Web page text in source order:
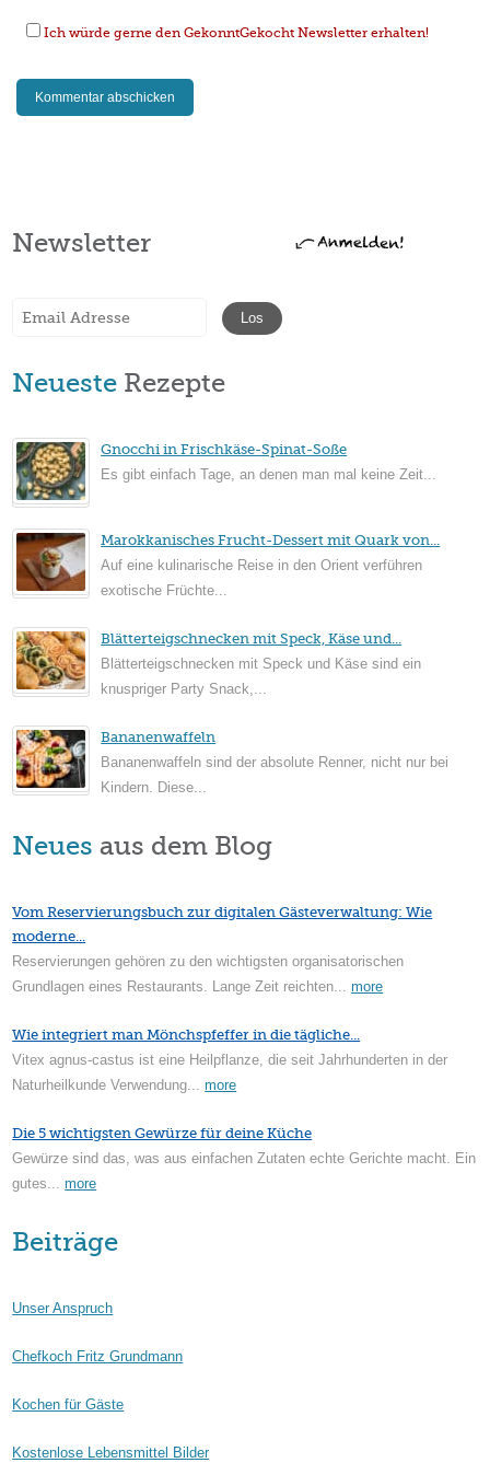
Ich würde gerne den GekonntGekocht Newsletter erhalten!
Newsletter
Neueste Rezepte
Gnocchi in Frischkäse-Spinat-Soße
Es gibt einfach Tage, an denen man mal keine Zeit...
Marokkanisches Frucht-Dessert mit Quark von...
Auf eine kulinarische Reise in den Orient verführen
exotische Früchte...
Blätterteigschnecken mit Speck, Käse und...
Blätterteigschnecken mit Speck und Käse sind ein
knuspriger Party Snack,...
Bananenwaffeln
Bananenwaffeln sind der absolute Renner, nicht nur bei
Kindern. Diese...
Neues aus dem Blog
Vom Reservierungsbuch zur digitalen Gästeverwaltung: Wie
moderne...
Reservierungen gehören zu den wichtigsten organisatorischen
Grundlagen eines Restaurants. Lange Zeit reichten...more
Wie integriert man Mönchspfeffer in die tägliche...
Vitex agnus-castus ist eine Heilpflanze, die seit Jahrhunderten in der
Naturheilkunde Verwendung...more
Die 5 wichtigsten Gewürze für deine Küche
Gewürze sind das, was aus einfachen Zutaten echte Gerichte macht. Ein
gutes...more
Beiträge
Unser Anspruch
Chefkoch Fritz Grundmann
Kochen für Gäste
Kostenlose Lebensmittel Bilder